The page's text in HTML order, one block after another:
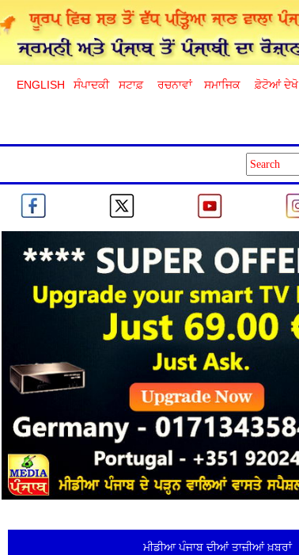
ENGLISH ਸੰਪਾਦਕੀ ਸਟਾਫ਼ ਰਚਨਾਵਾਂ ਸਮਾਜਿਕ ਫ਼ੋਟੋਆਂ ਦੇਖੋ
ਮੀਡੀਆ ਪੰਜਾਬ ਦੀਆਂ ਤਾਜ਼ੀਆਂ ਖ਼ਬਰਾਂ